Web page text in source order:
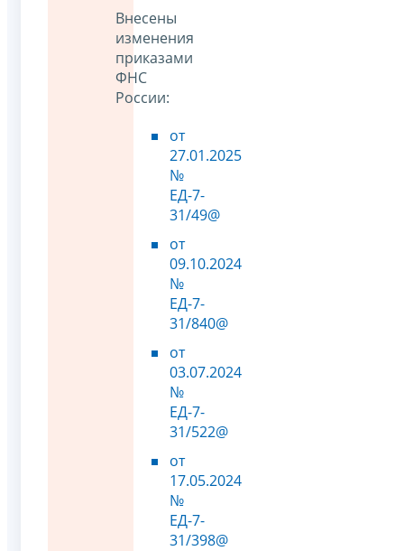
Внесены
изменения
приказами
ФНС
России:
от
27.01.2025
№
ЕД-7-
31/49@
от
09.10.2024
№
ЕД-7-
31/840@
от
03.07.2024
№
ЕД-7-
31/522@
от
17.05.2024
№
ЕД-7-
31/398@